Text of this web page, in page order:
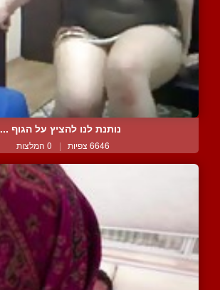
נותנת לנו להציץ על הגוף ...
6646 צפיות | 0 המלצות